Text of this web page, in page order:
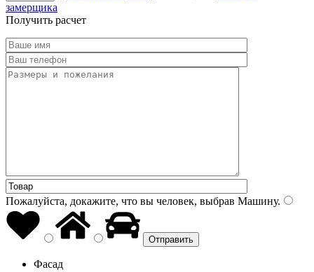
замерщика
Получить расчет
Пожалуйста, докажите, что вы человек, выбрав Машину.
Фасад